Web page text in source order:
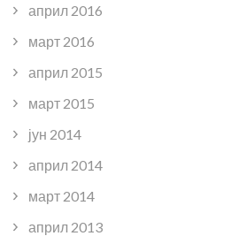
април 2016
март 2016
април 2015
март 2015
јун 2014
април 2014
март 2014
април 2013